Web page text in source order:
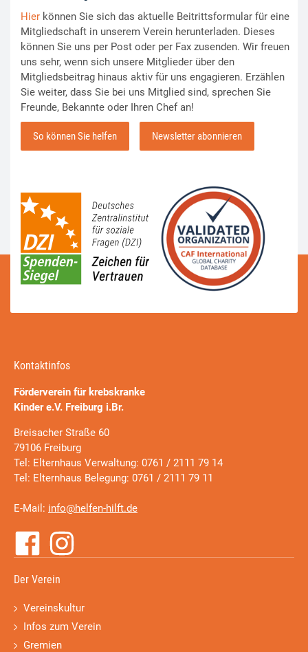
Hier können Sie sich das aktuelle Beitrittsformular für eine
Mitgliedschaft in unserem Verein herunterladen. Dieses
können Sie uns per Post oder per Fax zusenden. Wir freuen
uns sehr, wenn sich unsere Mitglieder über den
Mitgliedsbeitrag hinaus aktiv für uns engagieren. Erzählen
Sie weiter, dass Sie bei uns Mitglied sind, sprechen Sie
Freunde, Bekannte oder Ihren Chef an!
So können Sie helfen Newsletter abonnieren
Kontaktinfos
Förderverein für krebskranke
Kinder e.V. Freiburg i.Br.
Breisacher Straße 60
79106 Freiburg
Tel: Elternhaus Verwaltung: 0761 / 2111 79 14
Tel: Elternhaus Belegung: 0761 / 2111 79 11
E-Mail: info@helfen-hilft.de
Der Verein
Vereinskultur
Infos zum Verein
Gremien